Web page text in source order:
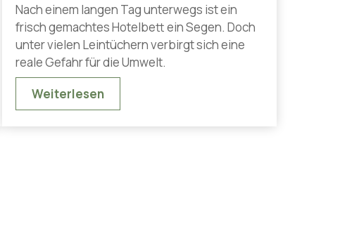
Nach einem langen Tag unterwegs ist ein
frisch gemachtes Hotelbett ein Segen. Doch
unter vielen Leintüchern verbirgt sich eine
reale Gefahr für die Umwelt.
Weiterlesen